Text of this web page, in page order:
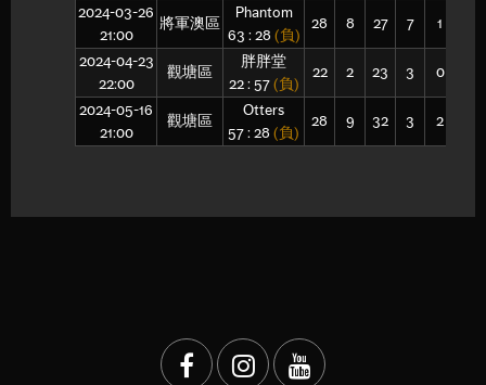
2024-03-26
21:00
將軍澳區
Phantom
63 : 28 (負)
28 8 27 7 1
2024-04-23
22:00
觀塘區
胖胖堂
22 : 57 (負)
22 2 23 3 0
2024-05-16
21:00
觀塘區
Otters
57 : 28 (負)
28 9 32 3 2